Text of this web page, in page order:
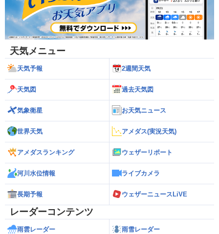
天気メニュー
天気予報 2週間天気
天気図 過去天気図
気象衛星 お天気ニュース
世界天気 アメダス(実況天気)
アメダスランキング ウェザーリポート
河川水位情報 ライブカメラ
長期予報 ウェザーニュースLiVE
レーダーコンテンツ
雨雲レーダー 雨雪レーダー